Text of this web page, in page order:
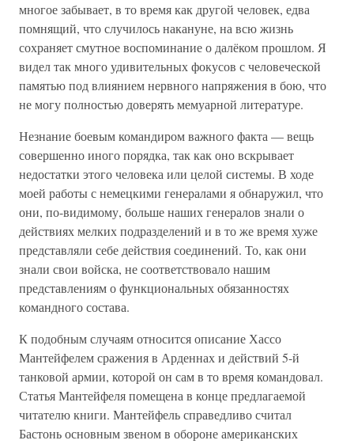
многое забывает, в то время как другой человек, едва
помнящий, что случилось накануне, на всю жизнь
сохраняет смутное воспоминание о далёком прошлом. Я
видел так много удивительных фокусов с человеческой
памятью под влиянием нервного напряжения в бою, что
не могу полностью доверять мемуарной литературе.
Незнание боевым командиром важного факта — вещь
совершенно иного порядка, так как оно вскрывает
недостатки этого человека или целой системы. В ходе
моей работы с немецкими генералами я обнаружил, что
они, по-видимому, больше наших генералов знали о
действиях мелких подразделений и в то же время хуже
представляли себе действия соединений. То, как они
знали свои войска, не соответствовало нашим
представлениям о функциональных обязанностях
командного состава.
К подобным случаям относится описание Хассо
Мантейфелем сражения в Арденнах и действий 5-й
танковой армии, которой он сам в то время командовал.
Статья Мантейфеля помещена в конце предлагаемой
читателю книги. Мантейфель справедливо считал
Бастонь основным звеном в обороне американских